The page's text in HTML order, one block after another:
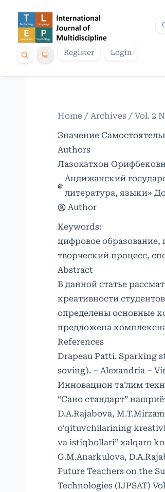
Register Login
Home / Archives / Vol. 2
Значение
Authors
Лазокатхон
Андижанский
литература, языки»
Author
Keywords:
цифровое образование,
творческий процесс,
Abstract
В данной статье
креативности
определены основные
предложена
References
Drapeau Patti. Sparking
soving). – Alexandria –
Инновацион та’лим
“Сано стандарт”
D.A.Rajabova,
o‘qituvchilarining
va istiqbollari” xalqaro
G.M.Anarkulova,
Future Teachers on the
Technologies (IJPSAT)